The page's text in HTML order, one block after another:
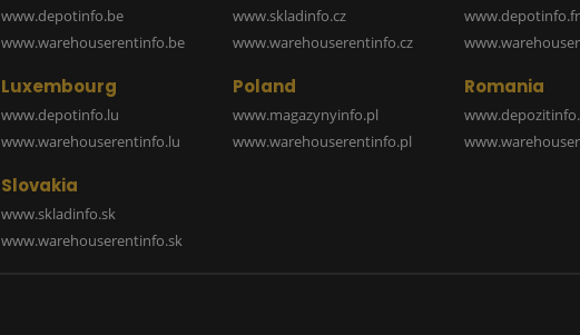
www.depotinfo.be
www.warehouserentinfo.be
www.skladinfo.cz
www.warehouserentinfo.cz
www.depotinfo.fr
Luxembourg
www.depotinfo.lu
www.warehouserentinfo.lu
Poland
www.magazynyinfo.pl
www.warehouserentinfo.pl
Romania
Slovakia
www.skladinfo.sk
www.warehouserentinfo.sk